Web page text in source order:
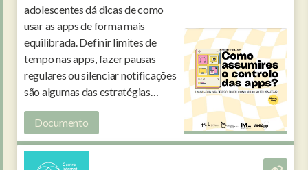
adolescentes dá dicas de como
usar as apps de forma mais
equilibrada. Definir limites de
tempo nas apps, fazer pausas
regulares ou silenciar notificações
são algumas das estratégias
possíveis para tirar o máximo
partido da internet.
Documento